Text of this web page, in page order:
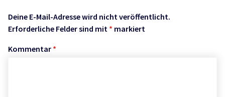
Deine E-Mail-Adresse wird nicht veröffentlicht.
Erforderliche Felder sind mit * markiert
Kommentar *